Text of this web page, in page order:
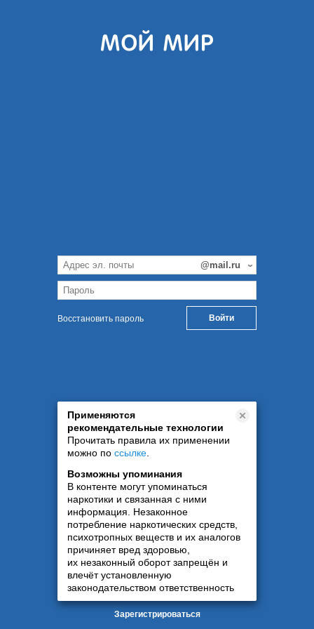
Восстановить пароль
Применяются
рекомендательные технологии
Прочитать правила их применении
можно по ссылке
Возможны упоминания
В контенте могут упоминаться
наркотики и связанная с ними
информация. Незаконное
потребление наркотических средств,
психотропных веществ и их аналогов
причиняет вред здоровью,
их незаконный оборот запрещён и
влечёт установленную
законодательством ответственность
Зарегистрироваться